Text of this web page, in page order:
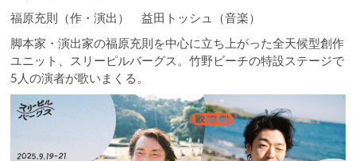
福原充則（作・演出） 益田トッシュ（音楽）
脚本家・演出家の福原充則を中心に立ち上がった全天候型創作
ユニット、スリーピルバーグス。竹野ビーチの特設ステージで
5人の演者が歌いまくる。